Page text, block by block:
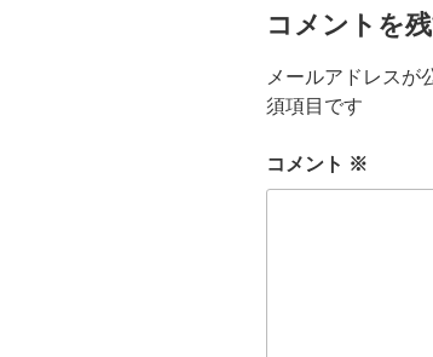
コメントを
メールアドレスが
須項目です
コメント ※